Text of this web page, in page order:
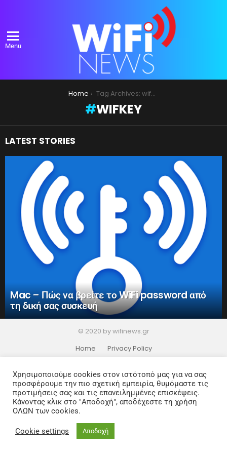
Menu
Home Tag Archives: wifkey
WIFKEY
LATEST STORIES
Mac – Πώς να βρείτε το WiFi password από
τη δική σας συσκευή
© 2020 by wifinews.gr
Home
Privacy Policy
Χρησιμοποιούμε cookies στον ιστότοπό μας για να σας
προσφέρουμε την πιο σχετική εμπειρία, θυμόμαστε τις
προτιμήσεις σας και τις επανειλημμένες επισκέψεις.
Κάνοντας κλικ στο "Αποδοχή", αποδέχεστε τη χρήση
ΟΛΩΝ των cookies.
Cookie settings Αποδοχή